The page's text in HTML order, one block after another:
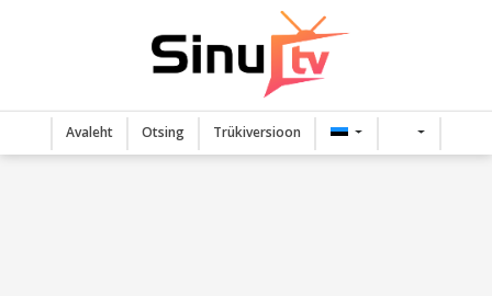
Avaleht Otsing Trükiversioon